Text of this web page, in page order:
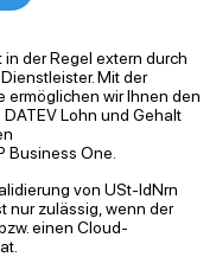
der Regel extern durch
Mit der
ermöglichen wir Ihnen den
Lohn und Gehalt
Business One.
von USt-IdNrn
nur zulässig, wenn der
einen Cloud-